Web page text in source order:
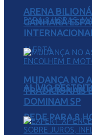
ALÍVIO
REDE PARA 8
ARENA
GANHARÁ
MUDANÇA NO
TRADICIONAIS
DOMINAM SP